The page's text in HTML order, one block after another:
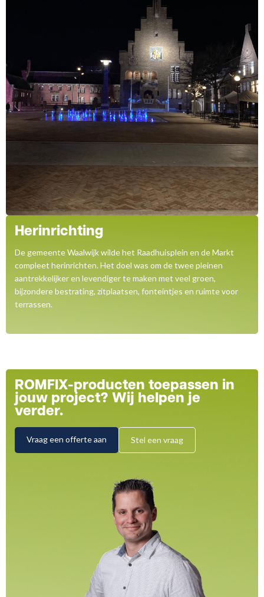
Herinrichting
De gemeente Waalwijk wilde het Raadhuisplein en de Markt
compleet herinrichten. Het doel was om de twee pleinen
aantrekkelijker en levendiger te maken met veel groen,
bijzondere bestrating, zitplaatsen, fonteintjes en ruimte voor
terrassen.
ROMFIX-producten toepassen in
jouw project? Wij helpen je
verder.
Vraag een offerte aan Stel een vraag